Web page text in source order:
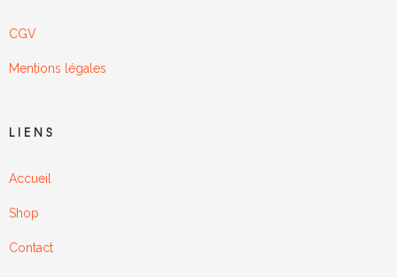
CGV
Mentions légales
LIENS
Accueil
Shop
Contact